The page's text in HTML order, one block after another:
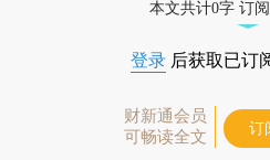
本文共计0字 订
登录 后获取已订
财新通会员
可畅读全文
订